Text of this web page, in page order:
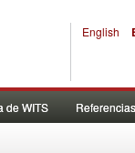
English
de WITS Referencias